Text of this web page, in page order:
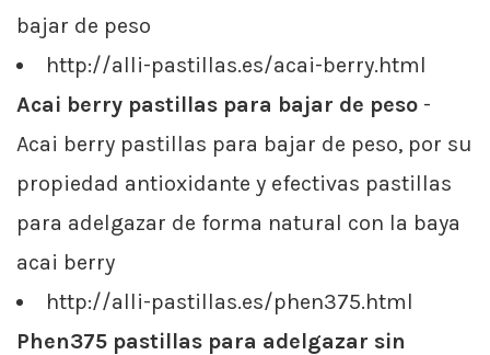
bajar de peso
http://alli-pastillas.es/acai-berry.html
Acai berry pastillas para bajar de peso -
Acai berry pastillas para bajar de peso, por su
propiedad antioxidante y efectivas pastillas
para adelgazar de forma natural con la baya
acai berry
http://alli-pastillas.es/phen375.html
Phen375 pastillas para adelgazar sin